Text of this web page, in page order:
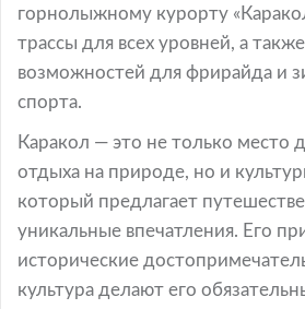
горнолыжному курорту
трассы для всех уровней, а
возможностей для фрирайда и
спорта.
Каракол — это не только место
отдыха на природе, но и
который предлагает
уникальные впечатления. Его
исторические
культура делают его